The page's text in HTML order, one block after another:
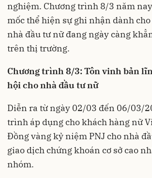
nghiệm. Chương trình 8/3 năm
mốc thể hiện sự ghi nhận dành
nhà đầu tư nữ đang ngày càng
trên thị trường.
Chương trình 8/3:Tôn vinh bản
hộicho nhà đầu tư nữ
Diễn ra từ ngày 02/03 đến 06/03/
trình áp dụng cho khách hàng nữ
Đồng vàng kỷ niệm PNJ cho nhà
giao dịch chứng khoán cơ sở cao
nhóm.